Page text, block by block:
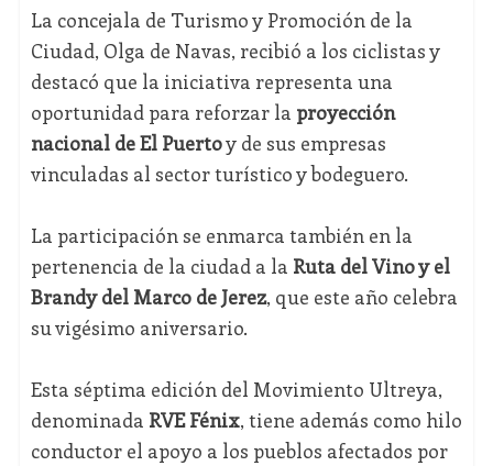
La concejala de Turismo y Promoción de la
Ciudad, Olga de Navas, recibió a los ciclistas y
destacó que la iniciativa representa una
oportunidad para reforzar la proyección
nacional de El Puertoy de sus empresas
vinculadas al sector turístico y bodeguero.
La participación se enmarca también en la
pertenencia de la ciudad a la Ruta del Vino y el
Brandy del Marco de Jerez, que este año celebra
su vigésimo aniversario.
Esta séptima edición del Movimiento Ultreya,
denominada RVE Fénix, tiene además como hilo
conductor el apoyo a los pueblos afectados por